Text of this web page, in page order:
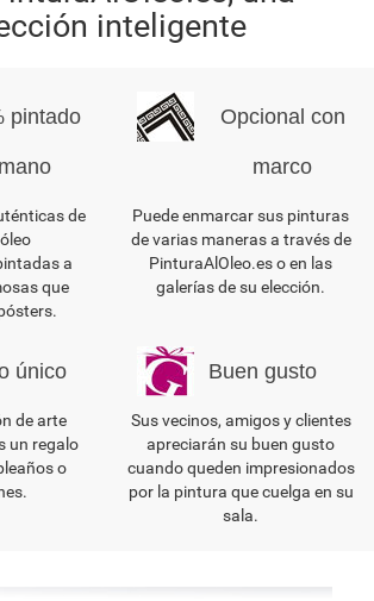
inteligente
pintado
de
a
que
Opcional con
marco
Puede enmarcar sus pinturas
de varias maneras a través de
PinturaAlOleo.es o en las
galerías de su elección.
único
de arte
un regalo
o
Buen gusto
Sus vecinos, amigos y clientes
apreciarán su buen gusto
cuando queden impresionados
por la pintura que cuelga en su
sala.